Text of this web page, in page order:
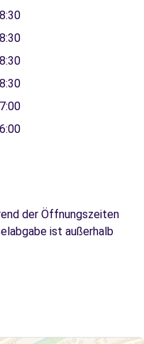
der Öffnungszeiten
ist außerhalb